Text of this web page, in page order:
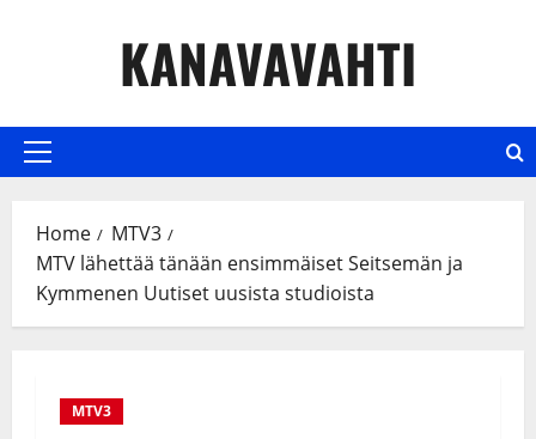
KANAVAVAHTI
Primary
Home
MTV3
MTV lähettää tänään ensimmäiset Seitsemän ja
Kymmenen Uutiset uusista studioista
MTV3